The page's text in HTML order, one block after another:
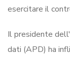
esercitare il
Il presidente
dati (APD) ha